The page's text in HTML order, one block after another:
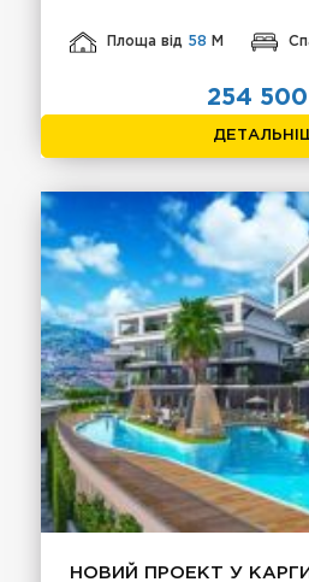
Площа від 58 М
254 500
НОВИЙ ПРОЕКТ У